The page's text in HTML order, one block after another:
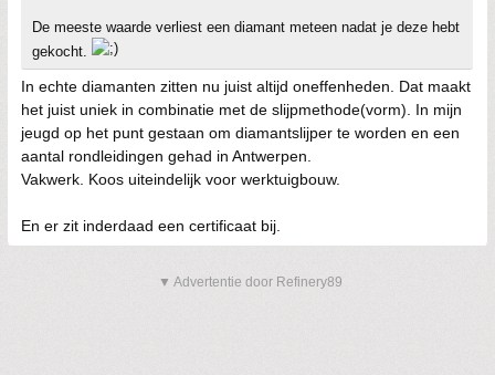
De meeste waarde verliest een diamant meteen nadat je deze hebt
gekocht.
In echte diamanten zitten nu juist altijd oneffenheden. Dat maakt
het juist uniek in combinatie met de slijpmethode(vorm). In mijn
jeugd op het punt gestaan om diamantslijper te worden en een
aantal rondleidingen gehad in Antwerpen.
Vakwerk. Koos uiteindelijk voor werktuigbouw.
En er zit inderdaad een certificaat bij.
▼ Advertentie door Refinery89